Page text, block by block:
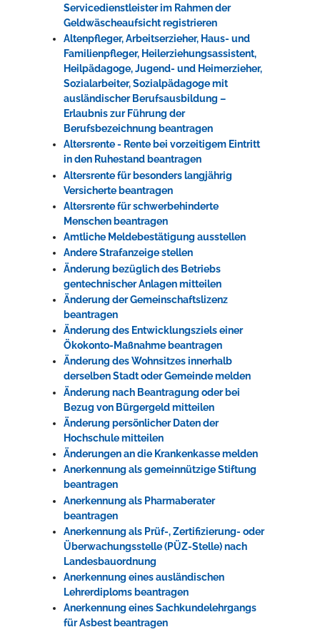
Servicedienstleister im Rahmen der
Geldwäscheaufsicht registrieren
Altenpfleger, Arbeitserzieher, Haus- und
Familienpfleger, Heilerziehungsassistent,
Heilpädagoge, Jugend- und Heimerzieher,
Sozialarbeiter, Sozialpädagoge mit
ausländischer Berufsausbildung –
Erlaubnis zur Führung der
Berufsbezeichnung beantragen
Altersrente - Rente bei vorzeitigem Eintritt
in den Ruhestand beantragen
Altersrente für besonders langjährig
Versicherte beantragen
Altersrente für schwerbehinderte
Menschen beantragen
Amtliche Meldebestätigung ausstellen
Andere Strafanzeige stellen
Änderung bezüglich des Betriebs
gentechnischer Anlagen mitteilen
Änderung der Gemeinschaftslizenz
beantragen
Änderung des Entwicklungsziels einer
Ökokonto-Maßnahme beantragen
Änderung des Wohnsitzes innerhalb
derselben Stadt oder Gemeinde melden
Änderung nach Beantragung oder bei
Bezug von Bürgergeld mitteilen
Änderung persönlicher Daten der
Hochschule mitteilen
Änderungen an die Krankenkasse melden
Anerkennung als gemeinnützige Stiftung
beantragen
Anerkennung als Pharmaberater
beantragen
Anerkennung als Prüf-, Zertifizierung- oder
Überwachungsstelle (PÜZ-Stelle) nach
Landesbauordnung
Anerkennung eines ausländischen
Lehrerdiploms beantragen
Anerkennung eines Sachkundelehrgangs
für Asbest beantragen